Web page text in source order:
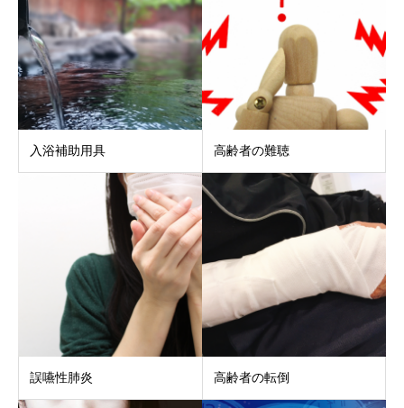
入浴補助用具 高齢者の難聴
誤嚥性肺炎 高齢者の転倒